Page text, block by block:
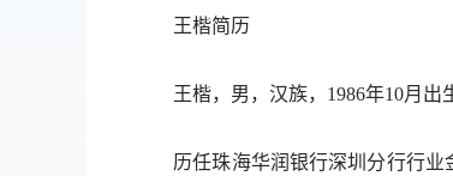
王楷简历
王楷，男，汉族，1986年10月出生
历任珠海华润银行深圳分行行业金